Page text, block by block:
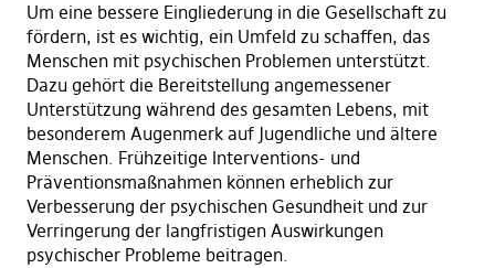
Um eine bessere Eingliederung in die Gesellschaft zu
fördern, ist es wichtig, ein Umfeld zu schaffen, das
Menschen mit psychischen Problemen unterstützt.
Dazu gehört die Bereitstellung angemessener
Unterstützung während des gesamten Lebens, mit
besonderem Augenmerk auf Jugendliche und ältere
Menschen. Frühzeitige Interventions- und
Präventionsmaßnahmen können erheblich zur
Verbesserung der psychischen Gesundheit und zur
Verringerung der langfristigen Auswirkungen
psychischer Probleme beitragen.